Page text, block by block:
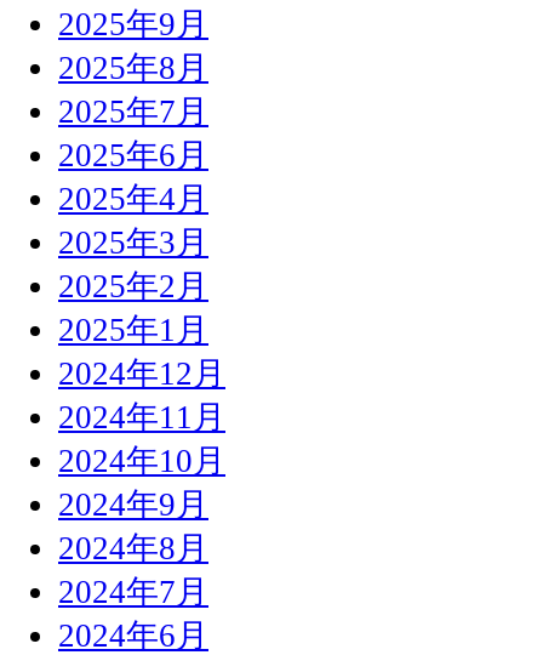
2025年9月
2025年8月
2025年7月
2025年6月
2025年4月
2025年3月
2025年2月
2025年1月
2024年12月
2024年11月
2024年10月
2024年9月
2024年8月
2024年7月
2024年6月